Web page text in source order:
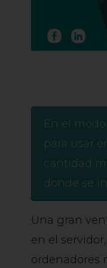
En el
para usar
cantidad
donde se
Una gran
en el
ordenadores